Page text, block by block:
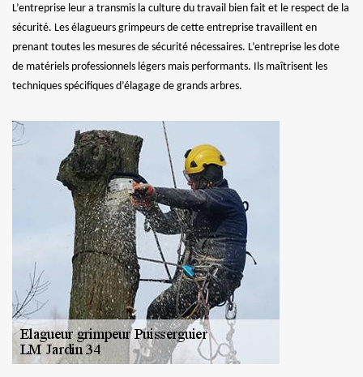
L’entreprise leur a transmis la culture du travail bien fait et le respect de la
sécurité. Les élagueurs grimpeurs de cette entreprise travaillent en
prenant toutes les mesures de sécurité nécessaires. L’entreprise les dote
de matériels professionnels légers mais performants. Ils maîtrisent les
techniques spécifiques d’élagage de grands arbres.